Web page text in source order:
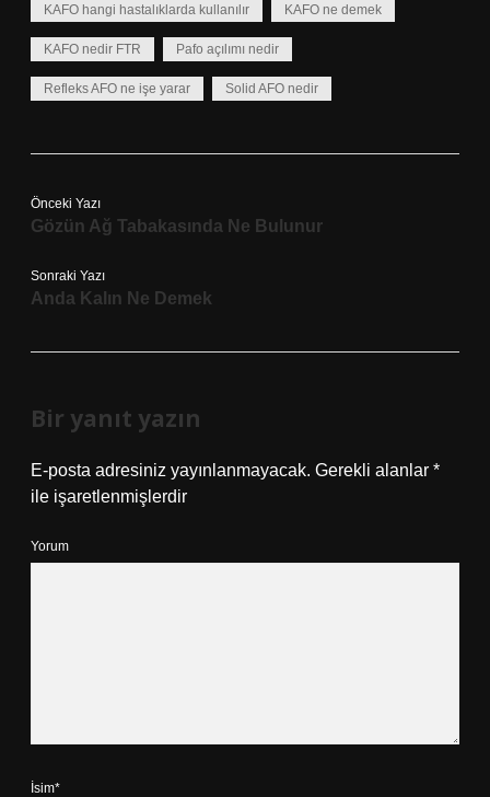
KAFO hangi hastalıklarda kullanılır KAFO ne demek
KAFO nedir FTR Pafo açılımı nedir
Refleks AFO ne işe yarar Solid AFO nedir
Önceki Yazı
Gözün Ağ Tabakasında Ne Bulunur
Sonraki Yazı
Anda Kalın Ne Demek
Bir yanıt yazın
E-posta adresiniz yayınlanmayacak. Gerekli alanlar *
ile işaretlenmişlerdir
Yorum
İsim*